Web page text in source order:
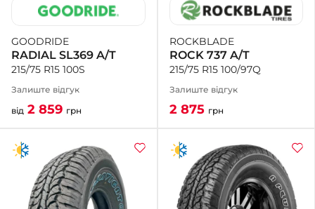
GOODRIDE
RADIAL SL369 A/T
215/75 R15 100S
Залиште відгук
від 2 859 грн
ROCKBLADE
ROCK 737 A/T
215/75 R15 100/97Q
Залиште відгук
2 875 грн